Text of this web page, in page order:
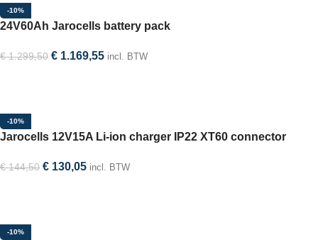
-10%
24V60Ah Jarocells battery pack
€1.299,50 € 1.169,55 incl. BTW
-10%
Jarocells 12V15A Li-ion charger IP22 XT60 connector
€144,50 € 130,05 incl. BTW
-10%